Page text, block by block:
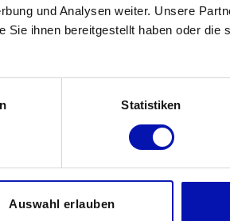
und Analysen weiter. Unsere
ihnen bereitgestellt haben oder die
Statistiken
Auswahl erlauben
auf ...